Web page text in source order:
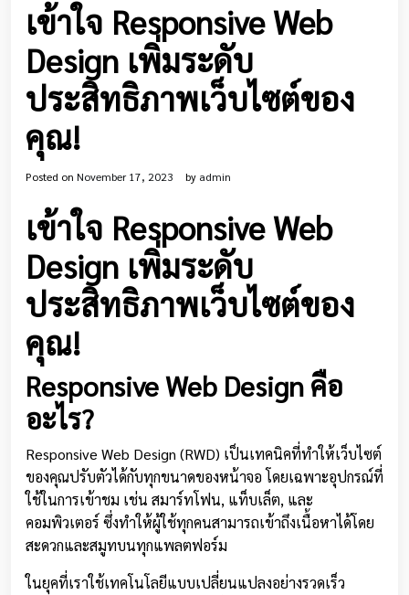
เข้าใจ Responsive Web
Design เพิ่มระดับ
ประสิทธิภาพเว็บไซต์ของ
คุณ!
Posted on November 17, 2023 by admin
เข้าใจ Responsive Web
Design เพิ่มระดับ
ประสิทธิภาพเว็บไซต์ของ
คุณ!
Responsive Web Design คือ
อะไร?
Responsive Web Design (RWD) เป็นเทคนิคที่ทำให้เว็บไซต์
ของคุณปรับตัวได้กับทุกขนาดของหน้าจอ โดยเฉพาะอุปกรณ์ที่
ใช้ในการเข้าชม เช่น สมาร์ทโฟน, แท็บเล็ต, และ
คอมพิวเตอร์ ซึ่งทำให้ผู้ใช้ทุกคนสามารถเข้าถึงเนื้อหาได้โดย
สะดวกและสมูทบนทุกแพลตฟอร์ม
ในยุคที่เราใช้เทคโนโลยีแบบเปลี่ยนแปลงอย่างรวดเร็ว